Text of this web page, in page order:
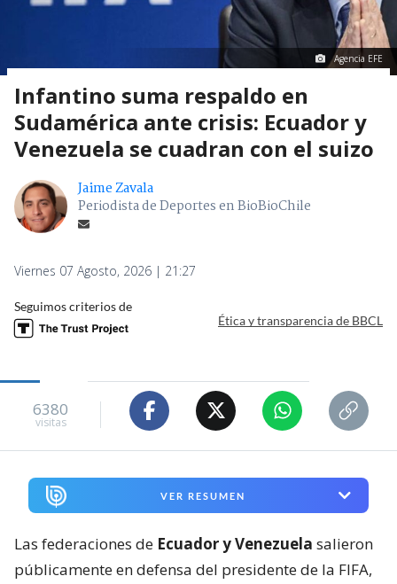
Agencia EFE
Infantino suma respaldo en
Sudamérica ante crisis: Ecuador y
Venezuela se cuadran con el suizo
Jaime Zavala
Periodista de Deportes en BioBioChile
Viernes 07 Agosto, 2026 | 21:27
Seguimos criterios de
Ética y transparencia de BBCL
6380
visitas
VER RESUMEN
Las federaciones de Ecuador y Venezuela salieron
públicamente en defensa del presidente de la FIFA,